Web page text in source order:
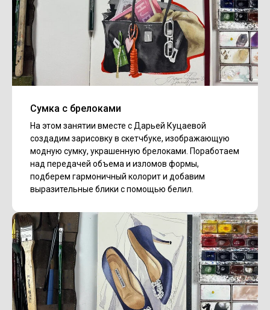
Сумка с брелоками
На этом занятии вместе с Дарьей Куцаевой
создадим зарисовку в скетчбуке, изображающую
модную сумку, украшенную брелоками. Поработаем
над передачей объема и изломов формы,
подберем гармоничный колорит и добавим
выразительные блики с помощью белил.